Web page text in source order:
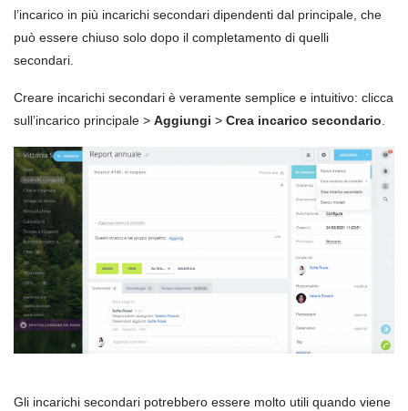
l’incarico in più incarichi secondari dipendenti dal principale, che
può essere chiuso solo dopo il completamento di quelli
secondari.
Creare incarichi secondari è veramente semplice e intuitivo: clicca
sull’incarico principale > Aggiungi > Crea incarico secondario
Gli incarichi secondari potrebbero essere molto utili quando viene